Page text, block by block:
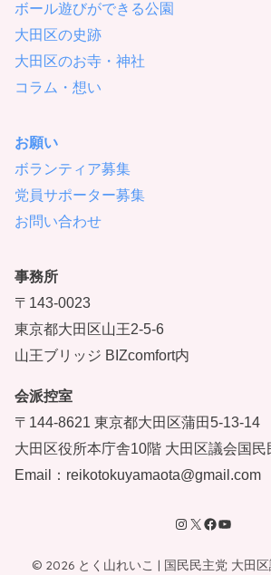
ボール遊びができる公園
大田区の史跡
大田区のお寺・神社
コラム・想い
お願い
ボランティア募集
党員サポーター募集
お問い合わせ
事務所
〒143-0023
東京都大田区山王2-5-6
山王ブリッジ BIZcomfort内
会派控室
〒144-8621 東京都大田区蒲田5-13-14
大田区役所本庁舎10階 大田区議会国民
Email：reikotokuyamaota@gmail.com
© 2026 とく山れいこ | 国民民主党 大田区